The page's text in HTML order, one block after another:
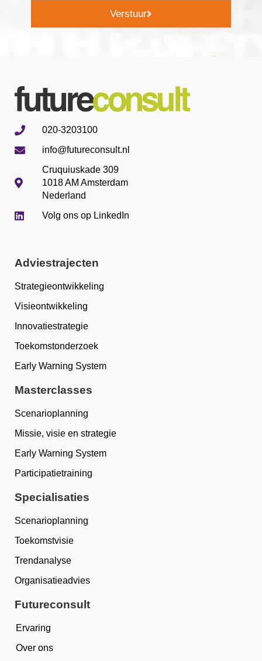
Verstuur
020-3203100
info@futureconsult.nl
Cruquiuskade 309
1018 AM Amsterdam
Nederland
Volg ons op LinkedIn
Adviestrajecten
Strategieontwikkeling
Visieontwikkeling
Innovatiestrategie
Toekomstonderzoek
Early Warning System
Masterclasses
Scenarioplanning
Missie, visie en strategie
Early Warning System
Participatietraining
Specialisaties
Scenarioplanning
Toekomstvisie
Trendanalyse
Organisatieadvies
Futureconsult
Ervaring
Over ons